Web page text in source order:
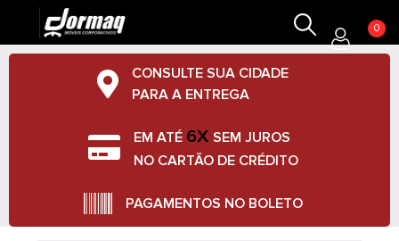
0
CONSULTE SUA CIDADE
PARA A ENTREGA
EM ATÉ 6X SEM JUROS
NO CARTÃO DE CRÉDITO
PAGAMENTOS NO BOLETO